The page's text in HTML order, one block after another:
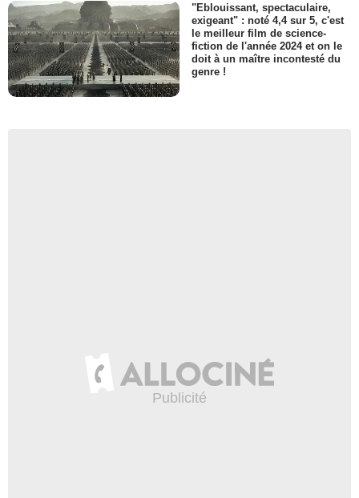
"Eblouissant, spectaculaire,
exigeant" : noté 4,4 sur 5, c'est
le meilleur film de science-
fiction de l'année 2024 et on le
doit à un maître incontesté du
genre !